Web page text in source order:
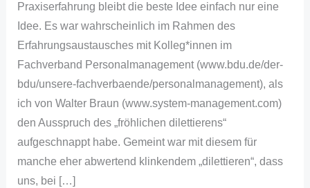
Praxiserfahrung bleibt die beste Idee einfach nur eine
Idee. Es war wahrscheinlich im Rahmen des
Erfahrungsaustausches mit Kolleg*innen im
Fachverband Personalmanagement (www.bdu.de/der-
bdu/unsere-fachverbaende/personalmanagement), als
ich von Walter Braun (www.system-management.com)
den Ausspruch des „fröhlichen dilettierens“
aufgeschnappt habe. Gemeint war mit diesem für
manche eher abwertend klinkendem „dilettieren“, dass
uns, bei […]